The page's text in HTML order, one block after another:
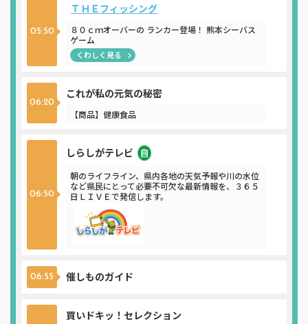
05:50
ＴＨＥフィッシング
８０ｃｍオーバーの ランカー登場！ 熊本シーバス
ゲーム
くわしく見る
06:20
これが私の元気の秘密
【商品】健康食品
06:50
しらしがテレビ
朝のライフライン、県内各地の天気予報や川の水位
など県民にとって必要不可欠な最新情報を、３６５
日ＬＩＶＥで発信します。
06:55 催しものガイド
買いドキッ！セレクション